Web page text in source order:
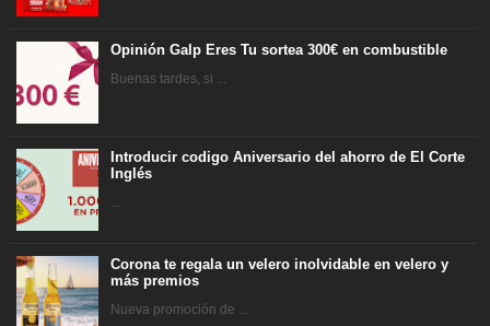
Opinión Galp Eres Tu sortea 300€ en combustible
Buenas tardes, si ...
Introducir codigo Aniversario del ahorro de El Corte
Inglés
...
Corona te regala un velero inolvidable en velero y
más premios
Nueva promoción de ...